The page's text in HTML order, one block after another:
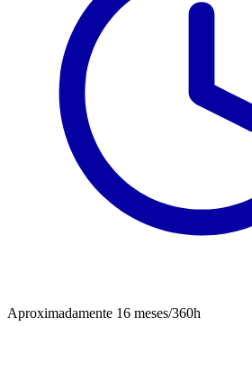
Aproximadamente 16 meses/360h